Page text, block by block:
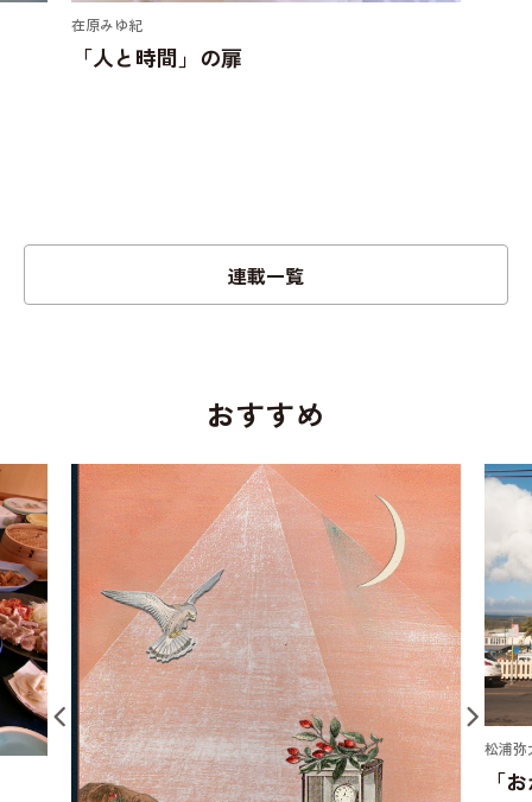
連載一覧
おすすめ
松浦弥太郎 ｜ 今日もていねいに。
「おかわりする豚汁」